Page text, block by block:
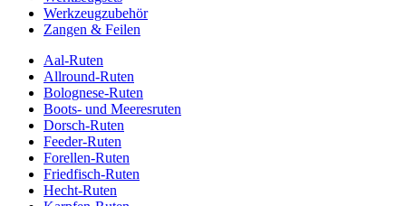
Werkzeugzubehör
Zangen & Feilen
Aal-Ruten
Allround-Ruten
Bolognese-Ruten
Boots- und Meeresruten
Dorsch-Ruten
Feeder-Ruten
Forellen-Ruten
Friedfisch-Ruten
Hecht-Ruten